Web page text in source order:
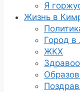
Я
Жизнь в
Город в
ЖКХ